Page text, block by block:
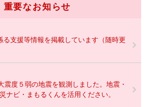
重要なお知らせ
る支援等情報を掲載しています（随時更
震度５弱の地震を観測しました。地震・
ナビ・まもるくんを活用ください。